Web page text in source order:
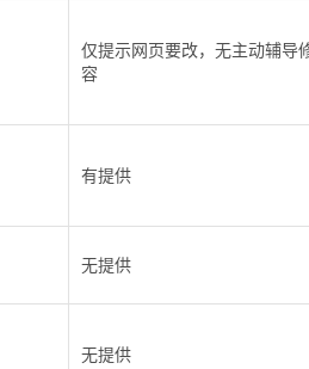
仅提示网页要改，无主动辅导
容
有提供
无提供
无提供